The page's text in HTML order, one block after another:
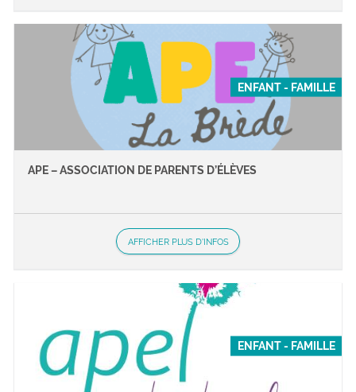
ENFANT - FAMILLE
APE – ASSOCIATION DE PARENTS D’ÉLÈVES
AFFICHER PLUS D'INFOS
ENFANT - FAMILLE